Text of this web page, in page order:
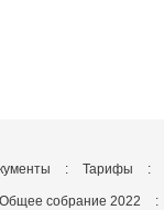
: Тарифы :
Общее собрание 2022 :